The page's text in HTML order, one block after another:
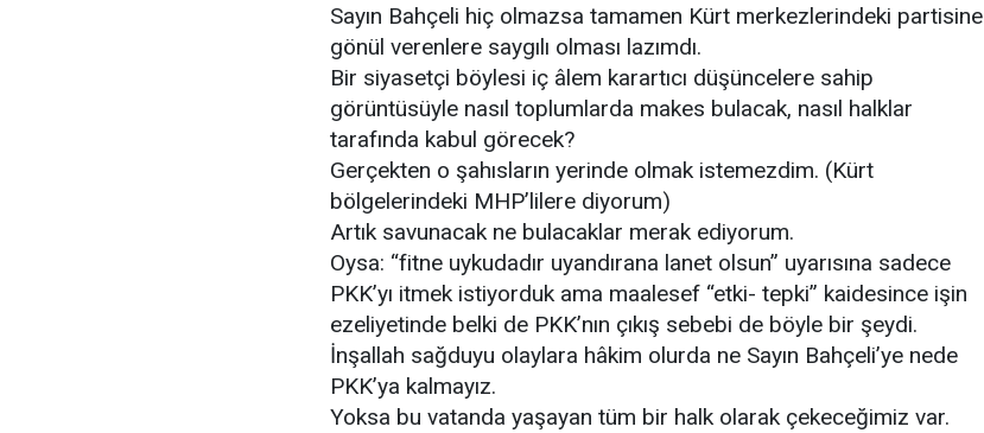
Sayın Bahçeli hiç olmazsa tamamen Kürt merkezlerindeki partisine
gönül verenlere saygılı olması lazımdı.
Bir siyasetçi böylesi iç âlem karartıcı düşüncelere sahip
görüntüsüyle nasıl toplumlarda makes bulacak, nasıl halklar
tarafında kabul görecek?
Gerçekten o şahısların yerinde olmak istemezdim. (Kürt
bölgelerindeki MHP’lilere diyorum)
Artık savunacak ne bulacaklar merak ediyorum.
Oysa: “fitne uykudadır uyandırana lanet olsun” uyarısına sadece
PKK’yı itmek istiyorduk ama maalesef “etki- tepki” kaidesince işin
ezeliyetinde belki de PKK’nın çıkış sebebi de böyle bir şeydi.
İnşallah sağduyu olaylara hâkim olurda ne Sayın Bahçeli’ye nede
PKK’ya kalmayız.
Yoksa bu vatanda yaşayan tüm bir halk olarak çekeceğimiz var.